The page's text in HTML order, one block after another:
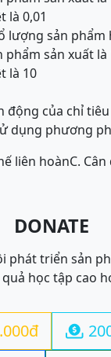
là 0,01
lượng sản phẩm
phẩm sản xuất
là 10
động của chỉ
dụng phương
liên hoànC.
DONATE
phát triển sản
học tập cao
